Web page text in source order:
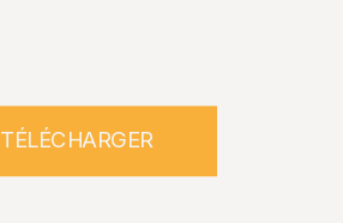
TÉLÉCHARGER